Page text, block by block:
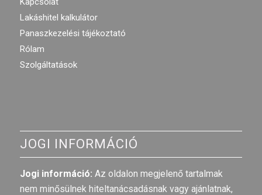
Lakáshitel kalkulátor
Panaszkezelési tájékoztató
Rólam
Szolgáltatások
JOGI INFORMÁCIÓ
Jogi információ: Az oldalon megjelenő tartalmak
nem minősülnek hiteltanácsadásnak vagy ajánlatnak,